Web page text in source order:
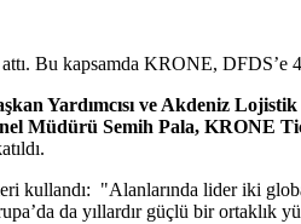
Bu kapsamda KRONE, DFDS’e
Yardımcısı ve Akdeniz
Müdürü Semih Pala,
kullandı: "Alanlarında lider iki
da yıllardır güçlü bir ortaklık